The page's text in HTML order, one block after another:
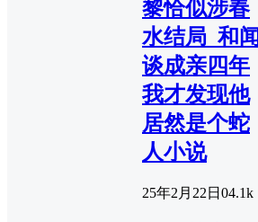
黎恰似涉春
水结局_和闻
谈成亲四年
我才发现他
居然是个蛇
人小说
25年2月22日 04.1k